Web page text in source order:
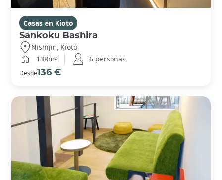
Casas en Kioto
Sankoku Bashira
Nishijin, Kioto
138m²
6 personas
Desde136 €